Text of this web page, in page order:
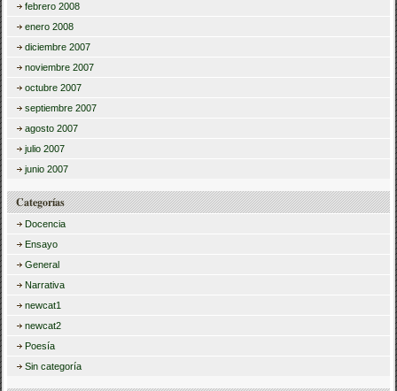
febrero 2008
enero 2008
diciembre 2007
noviembre 2007
octubre 2007
septiembre 2007
agosto 2007
julio 2007
junio 2007
Categorías
Docencia
Ensayo
General
Narrativa
newcat1
newcat2
Poesía
Sin categoría